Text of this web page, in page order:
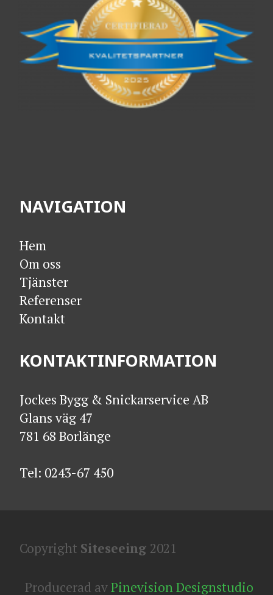
NAVIGATION
Hem
Om oss
Tjänster
Referenser
Kontakt
KONTAKTINFORMATION
Jockes Bygg & Snickarservice AB
Glans väg 47
781 68 Borlänge
​​​​​​​Tel: 0243-67 450
Copyright Siteseeing 2021
Producerad avPinevision Designstudio